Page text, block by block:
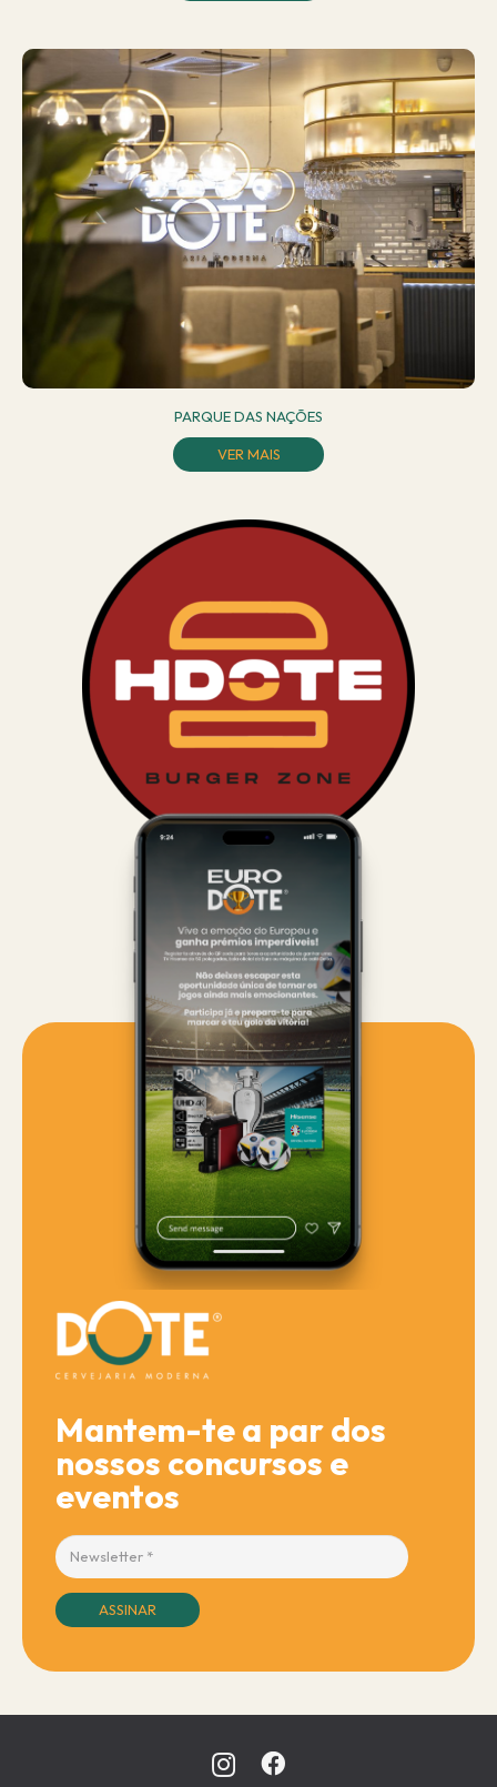
PARQUE DAS NAÇÕES
VER MAIS
Mantem-te a par dos
nossos concursos e
eventos
ASSINAR